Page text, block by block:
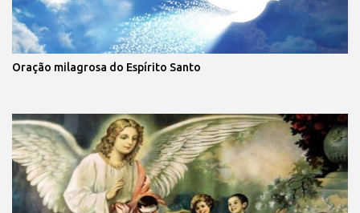
Oração milagrosa do Espírito Santo